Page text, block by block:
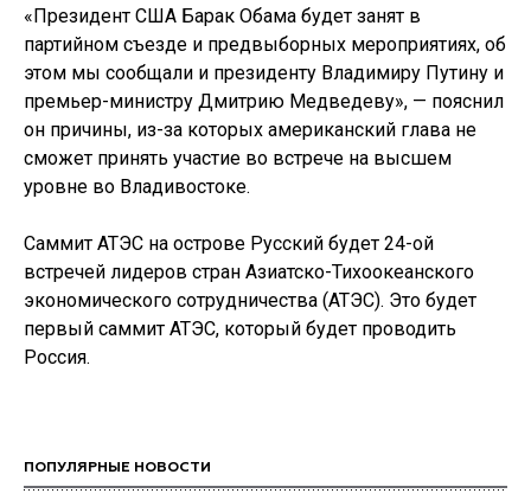
«Президент США Барак Обама будет занят в
партийном съезде и предвыборных мероприятиях, об
этом мы сообщали и президенту Владимиру Путину и
премьер-министру Дмитрию Медведеву», — пояснил
он причины, из-за которых американский глава не
сможет принять участие во встрече на высшем
уровне во Владивостоке.
Саммит АТЭС на острове Русский будет 24-ой
встречей лидеров стран Азиатско-Тихоокеанского
экономического сотрудничества (АТЭС). Это будет
первый саммит АТЭС, который будет проводить
Россия.
ПОПУЛЯРНЫЕ НОВОСТИ